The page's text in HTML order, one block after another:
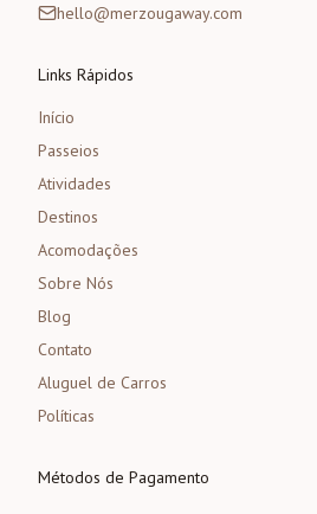
hello@merzougaway.com
Links Rápidos
Início
Passeios
Atividades
Destinos
Acomodações
Sobre Nós
Blog
Contato
Aluguel de Carros
Políticas
Métodos de Pagamento